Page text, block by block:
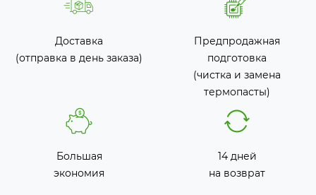
Доставка
(отправка в день заказа)
Предпродажная
подготовка
(чистка и замена
термопасты)
Большая
экономия
14 дней
на возврат